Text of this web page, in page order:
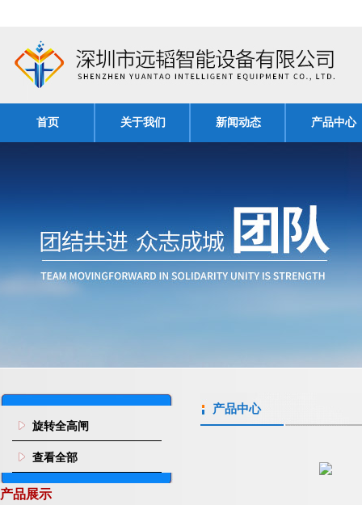
首页 关于我们 新闻动态 产品中心
旋转全高闸
查看全部
产品展示
产品中心